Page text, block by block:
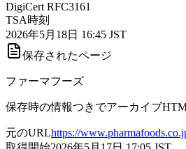
DigiCert RFC3161
TSA時刻
2026年5月18日 16:45 JST
保存されたページ
ファーマフーズ
保存時の情報つきでアーカイブ
元のURLhttps://